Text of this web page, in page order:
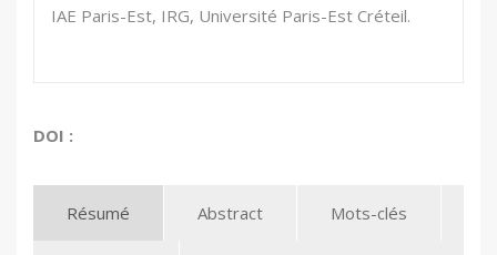
IAE Paris-Est, IRG, Université Paris-Est Créteil.
DOI :
Résumé Abstract Mots-clés